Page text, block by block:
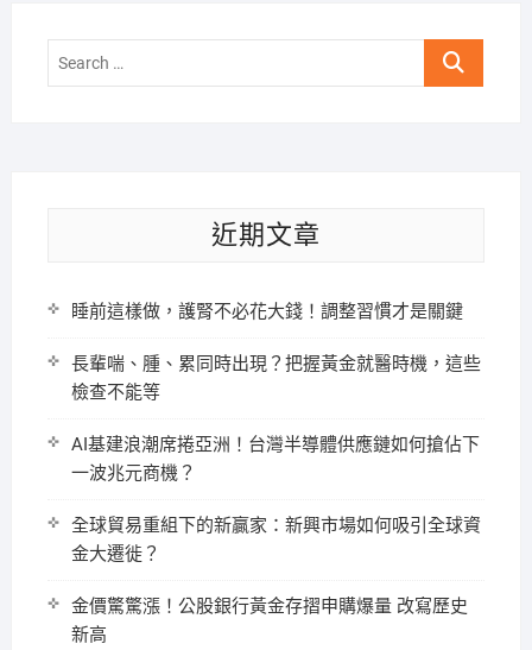
Search
近期文章
睡前這樣做，護腎不必花大錢！調整習慣才是關鍵
長輩喘、腫、累同時出現？把握黃金就醫時機，這些
檢查不能等
AI基建浪潮席捲亞洲！台灣半導體供應鏈如何搶佔下
一波兆元商機？
全球貿易重組下的新贏家：新興市場如何吸引全球資
金大遷徙？
金價驚驚漲！公股銀行黃金存摺申購爆量 改寫歷史
新高